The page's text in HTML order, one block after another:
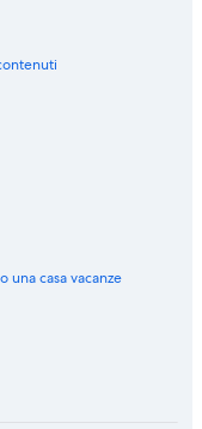
casa vacanze